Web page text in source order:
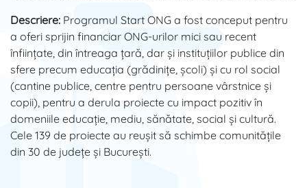
Descriere: Programul Start ONG a fost conceput pentru
a oferi sprijin financiar ONG-urilor mici sau recent
înființate, din întreaga țară, dar și instituțiilor publice din
sfere precum educația (grădinițe, școli) și cu rol social
(cantine publice, centre pentru persoane vârstnice și
copii), pentru a derula proiecte cu impact pozitiv în
domeniile educație, mediu, sănătate, social și cultură.
Cele 139 de proiecte au reușit să schimbe comunitățile
din 30 de județe și București.